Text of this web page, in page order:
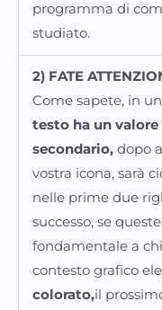
programma di
studiato.
2) FATE
Come sapete, in
testo ha un
secondario,dopo
vostra icona, sarà
nelle prime due
successo, se
fondamentale a
contesto grafico
colorato,il